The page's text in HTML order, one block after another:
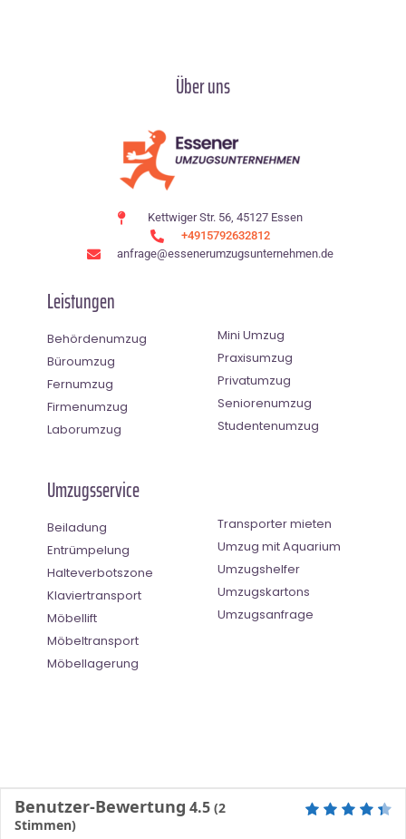
Über uns
Kettwiger Str. 56, 45127 Essen
+4915792632812
anfrage@essenerumzugsunternehmen.de
Leistungen
Behördenumzug
Büroumzug
Fernumzug
Firmenumzug
Laborumzug
Mini Umzug
Praxisumzug
Privatumzug
Seniorenumzug
Studentenumzug
Umzugsservice
Beiladung
Entrümpelung
Halteverbotszone
Klaviertransport
Möbellift
Möbeltransport
Möbellagerung
Transporter mieten
Umzug mit Aquarium
Umzugshelfer
Umzugskartons
Umzugsanfrage
Benutzer-Bewertung 4.5 (2
Stimmen)